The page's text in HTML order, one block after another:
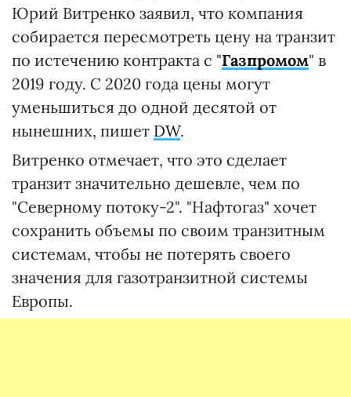
Юрий Витренко заявил, что компания
собирается пересмотреть цену на транзит
по истечению контракта с "Газпромом" в
2019 году. С 2020 года цены могут
уменьшиться до одной десятой от
нынешних, пишет DW.
Витренко отмечает, что это сделает
транзит значительно дешевле, чем по
"Северному потоку-2". "Нафтогаз" хочет
сохранить объемы по своим транзитным
системам, чтобы не потерять своего
значения для газотранзитной системы
Европы.